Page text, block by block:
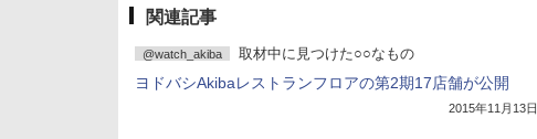
関連記事
@watch_akiba 取材中に見つけた○○なもの
ヨドバシAkibaレストランフロアの第2期17店舗が公開
2015年11月13日